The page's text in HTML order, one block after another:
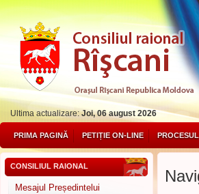
Ultima actualizare:Joi, 06 august 2026
PRIMA PAGINĂ PETIȚIE ON-LINE
CONSILIUL RAIONAL
Mesajul Președintelui